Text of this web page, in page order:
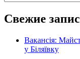
Свежие
Вакансія:
у Біляївку